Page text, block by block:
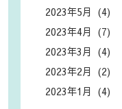
2023年5月 (4)
2023年4月 (7)
2023年3月 (4)
2023年2月 (2)
2023年1月 (4)